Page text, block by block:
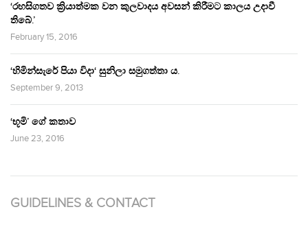
‘රහසිගතව ක්‍රියාත්මක වන කුලවාදය අවසන් කිරීමට කාලය උදාවී
තිබේ.’
February 15, 2016
‘හිමින්සැරේ පියා විදා‘ සුනිලා සමුගත්තා ය.
September 9, 2013
‘භූමි’ ගේ කතාව
June 23, 2016
GUIDELINES & CONTACT